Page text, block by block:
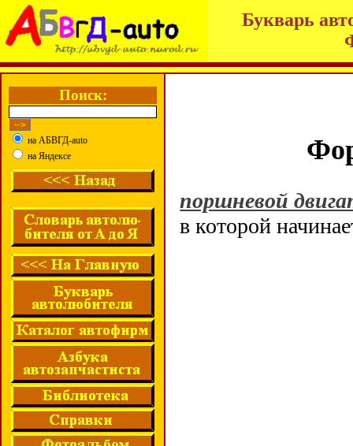
Букварь
Поиск:
на АБВГД-auto
на Яндексе
поршневой
в которой